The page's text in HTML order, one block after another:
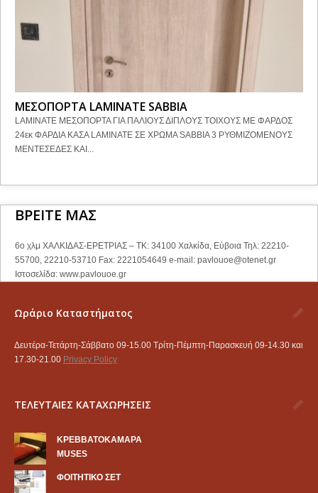
ΜΕΣΟΠΟΡΤΑ LAMINATE SABBIA
LAMINATE ΜΕΣΟΠΟΡΤΑ ΓΙΑ ΠΑΛΙΟΥΣ ΔΙΠΛΟΥΣ ΤΟΙΧΟΥΣ ΜΕ ΦΑΡΔΟΣ
24εκ ΦΑΡΔΙΑ ΚΑΣΑ LAMINATE ΣΕ ΧΡΩΜΑ SABBIA 3 ΡΥΘΜΙΖΟΜΕΝΟΥΣ
ΜΕΝΤΕΣΕΔΕΣ ΚΑΙ...
ΒΡΕΙΤΕ ΜΑΣ
6ο χλμ ΧΑΛΚΙΔΑΣ-ΕΡΕΤΡΙΑΣ – ΤΚ: 34100 Χαλκίδα, Εύβοια Τηλ: 22210-
55700, 22210-53710 Fax: 2221054649 e-mail: pavlouoe@otenet.gr
Ιστοσελίδα: www.pavlouoe.gr
Ωράριο Καταστήματος
Δευτέρα-Τετάρτη-Σάββατο 09-15.00 Τρίτη-Πέμπτη-Παρασκευή 09-14.30 και
17.30-21.00 Privacy Policy
ΤΕΛΕΥΤΑΙΕΣ ΚΑΤΑΧΩΡΗΣΕΙΣ
KΡΕΒΒΑΤΟΚΑΜΑΡΑ
MUSES
ΦΟΙΤΗΤΙΚΟ ΣΕΤ